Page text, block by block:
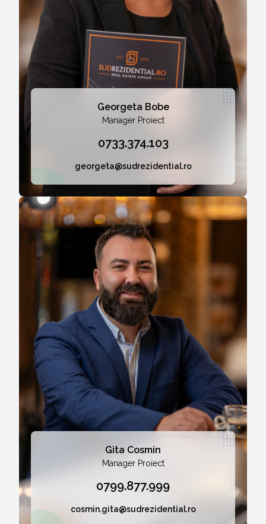
Georgeta Bobe
Manager Proiect
0733.374.103
georgeta@sudrezidential.ro
Gita Cosmin
Manager Proiect
0799.877.999
cosmin.gita@sudrezidential.ro